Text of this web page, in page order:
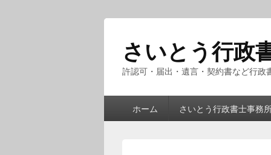
さいとう行政
許認可・届出・遺言・契約書など行政
ホーム さいとう行政書士事務